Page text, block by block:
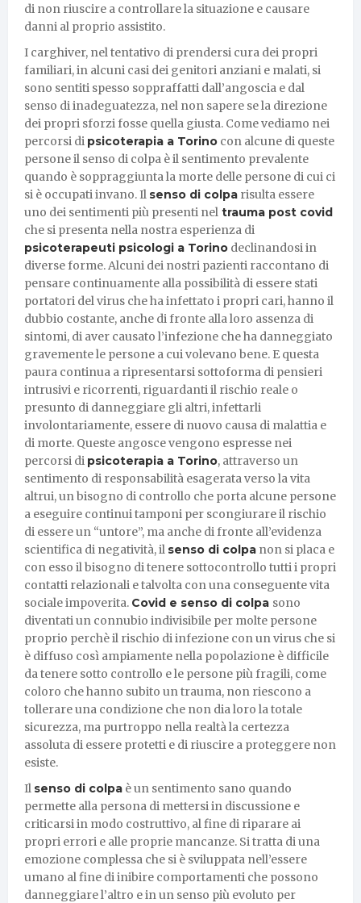
di non riuscire a controllare la situazione e causare
danni al proprio assistito.
I carghiver, nel tentativo di prendersi cura dei propri
familiari, in alcuni casi dei genitori anziani e malati, si
sono sentiti spesso soppraffatti dall’angoscia e dal
senso di inadeguatezza, nel non sapere se la direzione
dei propri sforzi fosse quella giusta. Come vediamo nei
percorsi di psicoterapia a Torino con alcune di queste
persone il senso di colpa è il sentimento prevalente
quando è soppraggiunta la morte delle persone di cui ci
si è occupati invano. Il senso di colpa risulta essere
uno dei sentimenti più presenti nel trauma post covid
che si presenta nella nostra esperienza di
psicoterapeuti psicologi a Torino declinandosi in
diverse forme. Alcuni dei nostri pazienti raccontano di
pensare continuamente alla possibilità di essere stati
portatori del virus che ha infettato i propri cari, hanno il
dubbio costante, anche di fronte alla loro assenza di
sintomi, di aver causato l’infezione che ha danneggiato
gravemente le persone a cui volevano bene. E questa
paura continua a ripresentarsi sottoforma di pensieri
intrusivi e ricorrenti, riguardanti il rischio reale o
presunto di danneggiare gli altri, infettarli
involontariamente, essere di nuovo causa di malattia e
di morte. Queste angosce vengono espresse nei
percorsi di psicoterapia a Torino, attraverso un
sentimento di responsabilità esagerata verso la vita
altrui, un bisogno di controllo che porta alcune persone
a eseguire continui tamponi per scongiurare il rischio
di essere un “untore”, ma anche di fronte all’evidenza
scientifica di negatività, il senso di colpa non si placa e
con esso il bisogno di tenere sottocontrollo tutti i propri
contatti relazionali e talvolta con una conseguente vita
sociale impoverita. Covid e senso di colpa sono
diventati un connubio indivisibile per molte persone
proprio perchè il rischio di infezione con un virus che si
è diffuso così ampiamente nella popolazione è difficile
da tenere sotto controllo e le persone più fragili, come
coloro che hanno subito un trauma, non riescono a
tollerare una condizione che non dia loro la totale
sicurezza, ma purtroppo nella realtà la certezza
assoluta di essere protetti e di riuscire a proteggere non
esiste.
Il senso di colpa è un sentimento sano quando
permette alla persona di mettersi in discussione e
criticarsi in modo costruttivo, al fine di riparare ai
propri errori e alle proprie mancanze. Si tratta di una
emozione complessa che si è sviluppata nell’essere
umano al fine di inibire comportamenti che possono
danneggiare l’altro e in un senso più evoluto per